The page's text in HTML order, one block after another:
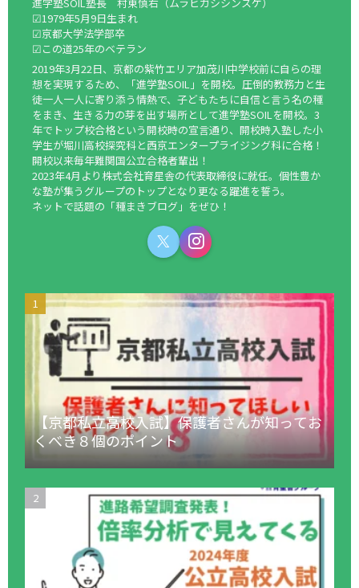
☑1979年5月9日生まれ
☑京都大学法学部卒
☑この道25年のベテラン
2019年3月22日、京都の紫竹エリア加茂川中学校前に自らの理
想を実現するため、「進学塾SOIL」を開校。圧倒的教務力と生
徒一人一人に寄り添う情熱で、子どもたちに自信と言う名の種
をまき、生きる力の芽を出す場所として進学塾SOILを開校。3
年でトップ校合格という開校時の宣言通り、開校時入塾した小
学生が堀川高校探究科と西京エンタープライジング科に合格！
開校以来毎年難関国公立合格者輩出！
2023年4月より株式会社育星舎の代表取締役に就任。個性豊か
な塾が集うグループのトップとなり更なる躍進を誓う。
ネットで話題の「種まきブログ」をぜひ！
【京都私立高校入試】保護者さんが知ってお
くべき８個のポイント